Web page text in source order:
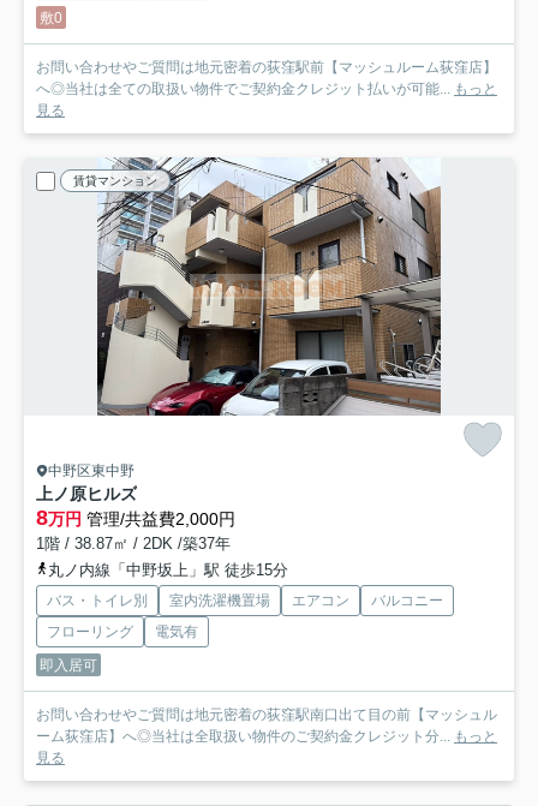
敷0
お問い合わせやご質問は地元密着の荻窪駅前【マッシュルーム荻窪店】
へ◎当社は全ての取扱い物件でご契約金クレジット払いが可能... もっと
見る
賃貸マンション
中野区東中野
上ノ原ヒルズ
8万円 管理/共益費2,000円
1階 / 38.87㎡ / 2DK /築37年
丸ノ内線「中野坂上」駅 徒歩15分
バス・トイレ別 室内洗濯機置場 エアコン
バルコニー
フローリング
電気有
即入居可
お問い合わせやご質問は地元密着の荻窪駅南口出て目の前【マッシュル
ーム荻窪店】へ◎当社は全取扱い物件のご契約金クレジット分... もっと
見る